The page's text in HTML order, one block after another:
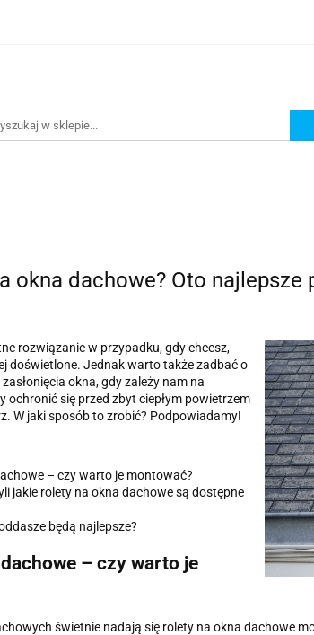
okna dachowe? Oto najlepsze
rozwiązanie w przypadku, gdy chcesz,
doświetlone. Jednak warto także zadbać o
okna, gdy zależy nam na
ochronić się przed zbyt ciepłym powietrzem
W jaki sposób to zrobić? Podpowiadamy!
– czy warto je montować?
jakie rolety na okna dachowe są dostępne
będą najlepsze?
– czy warto je
świetnie nadają się rolety na okna dachowe